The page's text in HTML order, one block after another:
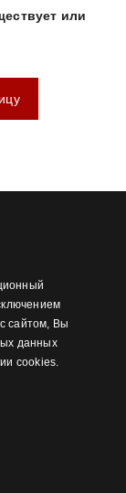
или
сайтом, Вы
данных
cookies.